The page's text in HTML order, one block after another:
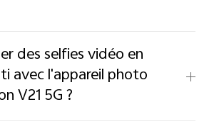
des selfies vidéo en
avec l'appareil photo
V21 5G ?